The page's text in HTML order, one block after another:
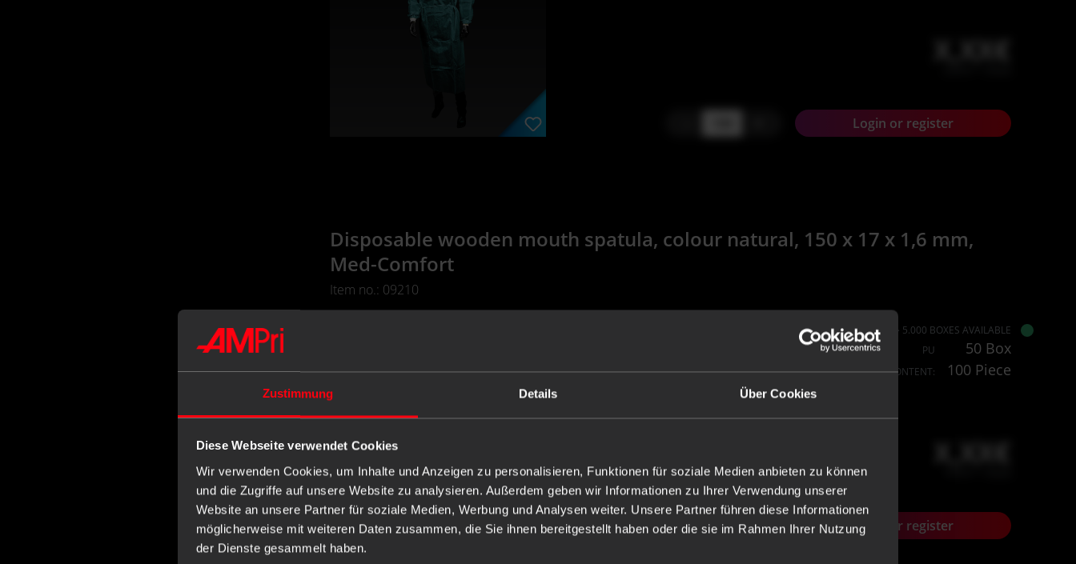
Zustimmung Details Über Cookies
Diese Webseite verwendet Cookies
Wir verwenden Cookies, um Inhalte und Anzeigen zu personalisieren, Funktionen für soziale Medien anbieten zu können
und die Zugriffe auf unsere Website zu analysieren. Außerdem geben wir Informationen zu Ihrer Verwendung unserer
Website an unsere Partner für soziale Medien, Werbung und Analysen weiter. Unsere Partner führen diese Informationen
möglicherweise mit weiteren Daten zusammen, die Sie ihnen bereitgestellt haben oder die sie im Rahmen Ihrer Nutzung
der Dienste gesammelt haben.
X,XX€
Login or register
Disposable wooden mouth spatula, colour natural, 150 x 17 x 1,6 mm,
Med-Comfort
Item no.: 09210
> 5.000 BOXES AVAILABLE
PU
50 Box
CONTENT: 100 Piece
X,XX€
- + Login or register